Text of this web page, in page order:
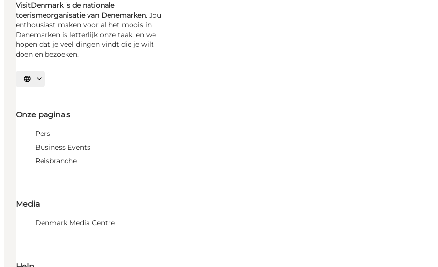
VisitDenmark is de nationale
toerismeorganisatie van Denemarken. Jou
enthousiast maken voor al het moois in
Denemarken is letterlijk onze taak, en we
hopen dat je veel dingen vindt die je wilt
doen en bezoeken.
Selecteer taal
Onze pagina's
Pers
Business Events
Reisbranche
Media
Denmark Media Centre